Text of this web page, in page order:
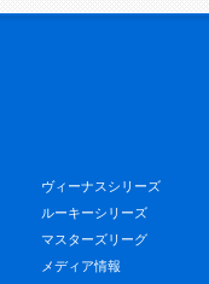
ヴィーナスシリーズ
ルーキーシリーズ
マスターズリーグ
メディア情報